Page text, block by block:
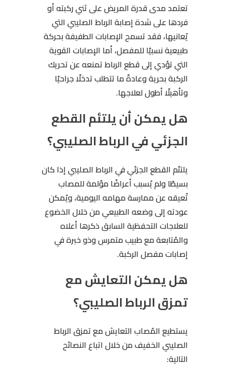
تعتمد مدى قدرة المريض على ثني ركبته أو
فردها على شدة إصابة الرباط الصليبي التي
يُعانيها، فقد تسمح الإصابات الطفيفة بحركة
طبيعية نسبيًا للمفصل، أما الإصابات القوية
التي تؤدي إلى قطع الرباط تمنعه عن تحريك
الركبة بحرية وعادةً ما تتطلب تدخلًا جراحيًا
وتأهيلًا أطول لعلاجها.
هل يمكن أن يلتئم القطع
الجزئي في الرباط الصليبي؟
يلتئم القطع الجزئي في الرباط الصليبي إذا كان
بسيطًا ولم يُسبب أعراضًا مؤلمة للمصاب
تُعيقه عن ممارسة مهامه اليومية، ويُمكن
عودته إلى وضعه الطبيعي من خلال الخضوع
للعلاجات التحفظية السابق ذكرها أعلاه
والمُتابعة مع طبيب متمرس وذو خبرة في
إصابات مفصل الركبة.
هل يمكن التعايش مع
تمزق الرباط الصليبي؟
يستطيع المُصاب التعايش مع تمزق الرباط
الصليبي الخفيف من خلال اتباع النصائح
التالية: